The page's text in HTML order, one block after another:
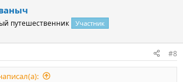
путешественник Участник
#8